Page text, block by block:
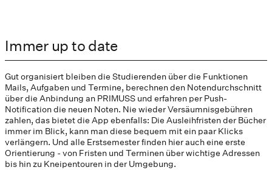
Immer up to date
Gut organisiert bleiben die Studierenden über die Funktionen
Mails, Aufgaben und Termine, berechnen den Notendurchschnitt
über die Anbindung an PRIMUSS und erfahren per Push-
Notification die neuen Noten. Nie wieder Versäumnisgebühren
zahlen, das bietet die App ebenfalls: Die Ausleihfristen der Bücher
immer im Blick, kann man diese bequem mit ein paar Klicks
verlängern. Und alle Erstsemester finden hier auch eine erste
Orientierung - von Fristen und Terminen über wichtige Adressen
bis hin zu Kneipentouren in der Umgebung.